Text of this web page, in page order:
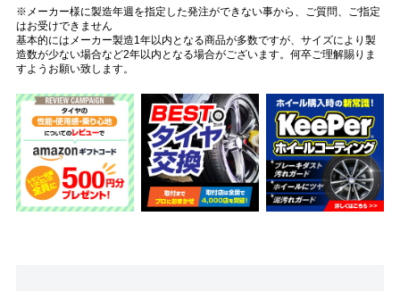
※メーカー様に製造年週を指定した発注ができない事から、ご質問、ご指定
はお受けできません
基本的にはメーカー製造1年以内となる商品が多数ですが、サイズにより製
造数が少ない場合など2年以内となる場合がございます。何卒ご理解賜りま
すようお願い致します。